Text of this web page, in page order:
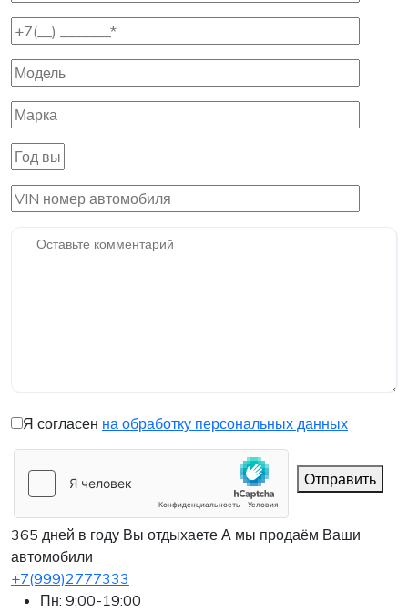
Я согласен на обработку персональных данных
Отправить
365 дней в году Вы отдыхаете А мы продаём Ваши
автомобили
+7(999)2777333
Пн: 9:00-19:00